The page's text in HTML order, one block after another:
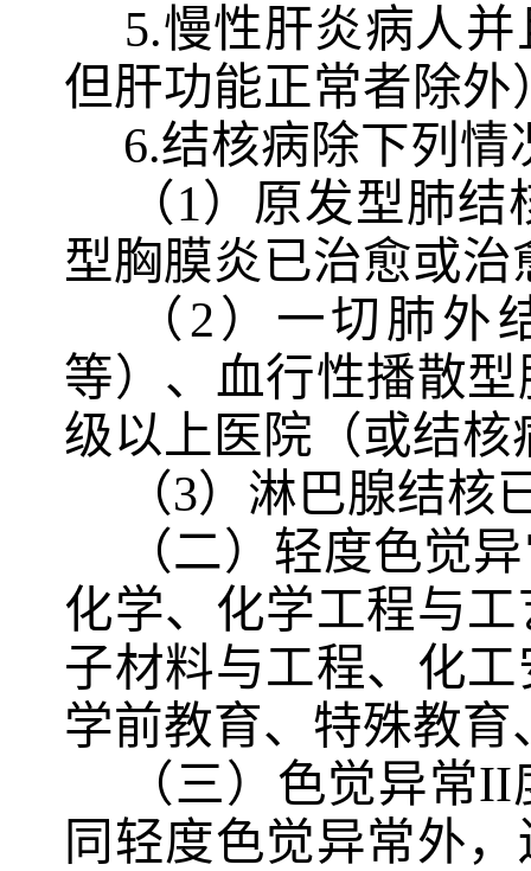
5.慢性肝炎病人
但肝功能正常者除外
6.结核病除下列情
（1）原发型肺结
型胸膜炎已治愈或
（ 2）一切肺外
等）、血行性播散
级以上医院（或结
（3）淋巴腺结核
（二）轻度色觉
化学、化学工程与工
子材料与工程、化
学前教育、特殊教育
（三）色觉异常II
同轻度色觉异常外